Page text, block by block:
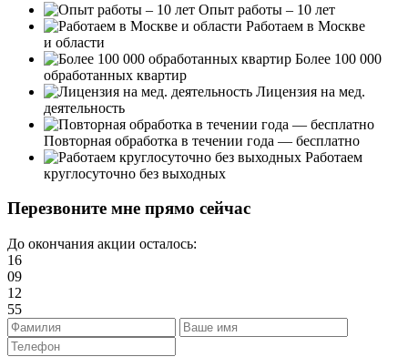
Опыт работы – 10 лет
Работаем в Москве
и области
Более 100 000
обработанных квартир
Лицензия на мед.
деятельность
Повторная обработка в течении года — бесплатно
Работаем
круглосуточно без выходных
Перезвоните мне прямо сейчас
До окончания акции осталось:
16
09
12
54